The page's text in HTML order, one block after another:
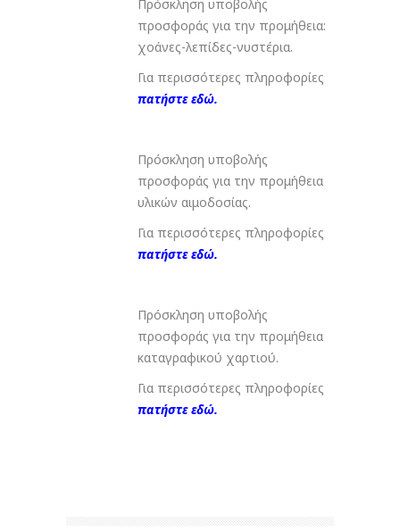
Πρόσκληση υποβολής
προσφοράς για την προμήθεια:
χοάνες-λεπίδες-νυστέρια.
Για περισσότερες πληροφορίες
πατήστε εδώ.
Πρόσκληση υποβολής
προσφοράς για την προμήθεια
υλικών αιμοδοσίας.
Για περισσότερες πληροφορίες
πατήστε εδώ.
Πρόσκληση υποβολής
προσφοράς για την προμήθεια
καταγραφικού χαρτιού.
Για περισσότερες πληροφορίες
πατήστε εδώ.